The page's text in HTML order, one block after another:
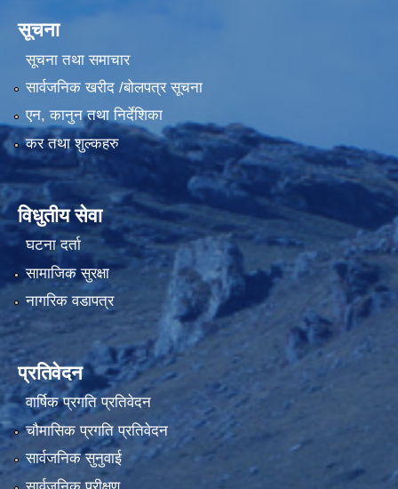
सूचना
सूचना तथा समाचार
सार्वजनिक खरीद /बोलपत्र सूचना
एन, कानुन तथा निर्देशिका
कर तथा शुल्कहरु
विधुतीय सेवा
घटना दर्ता
सामाजिक सुरक्षा
नागरिक वडापत्र
प्रतिवेदन
वार्षिक प्रगति प्रतिवेदन
चौमासिक प्रगति प्रतिवेदन
सार्वजनिक सुनुवाई